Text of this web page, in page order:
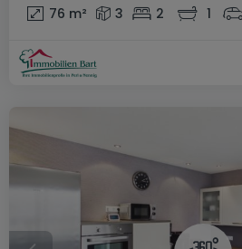
76 m² 3 2 1